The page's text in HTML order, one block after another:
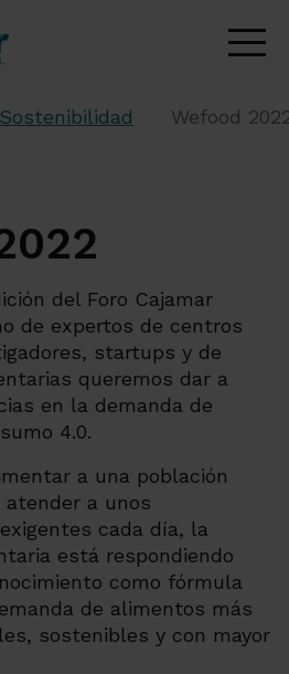
Sostenibilidad Wefood
del Foro Cajamar
de expertos de centros
startups y de
queremos dar a
en la demanda de
4.0.
a una población
a unos
cada día, la
está respondiendo
como fórmula
de alimentos más
sostenibles y con mayor